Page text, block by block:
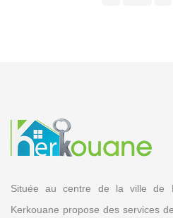
Située au centre de la ville de
Kerkouane propose des services